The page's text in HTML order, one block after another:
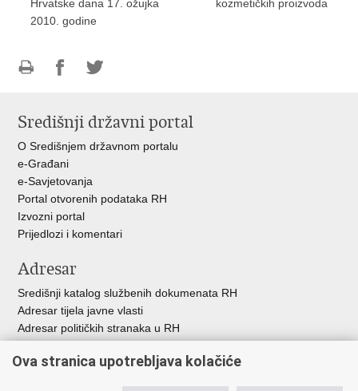
Hrvatske dana 17. ožujka
2010. godine
kozmetičkih proizvoda
FacebookuTwitteru
Središnji državni portal
O Središnjem državnom portalu
e-Građani
e-Savjetovanja
Portal otvorenih podataka RH
Izvozni portal
Prijedlozi i komentari
Adresar
Središnji katalog službenih dokumenata RH
Adresar tijela javne vlasti
Adresar političkih stranaka u RH
Besplatni telefoni javne uprave
Ova stranica upotrebljava kolačiće